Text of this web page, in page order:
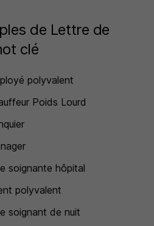
de Lettre de
clé
polyvalent
Poids Lourd
soignante hôpital
polyvalent
soignant de nuit